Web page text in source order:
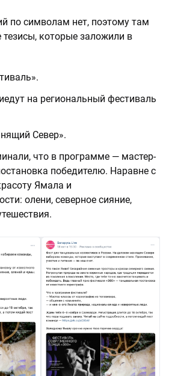
по символам нет, поэтому там
которые заложили в
на региональный фестиваль
Север».
что в программе — мастер-
победителю. Наравне с
Ямала и
олени, северное сияние,